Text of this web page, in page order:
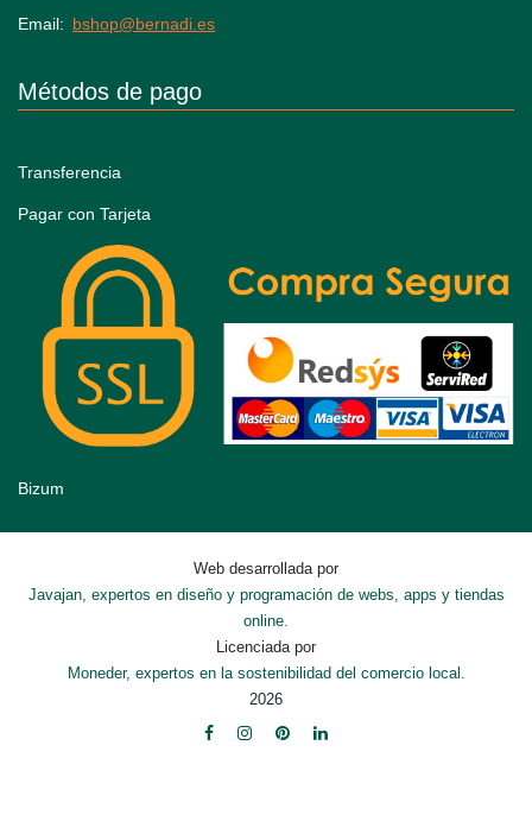
Email bshop@bernadi.es
Métodos de pago
Transferencia
Pagar con Tarjeta
Bizum
Web desarrollada por
Javajan, expertos en diseño y programación de webs, apps y tiendas
online.
Licenciada por
Moneder, expertos en la sostenibilidad del comercio local.
2026